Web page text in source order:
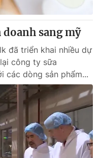
sang mỹ
đã triển khai nhiều dự
công ty sữa
các dòng sản phẩm...